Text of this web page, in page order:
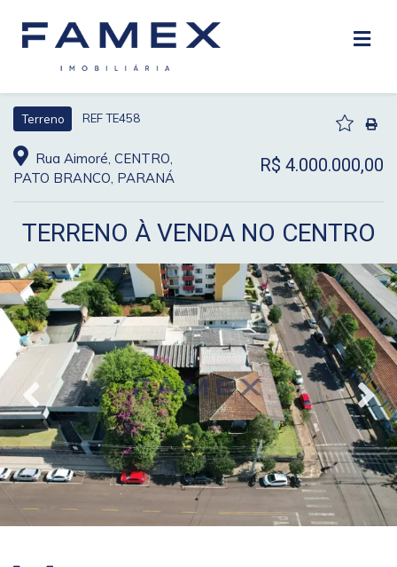
Terreno REF TE458
Rua Aimoré, CENTRO,
PATO BRANCO, PARANÁ
R$ 4.000.000,00
TERRENO À VENDA NO CENTRO